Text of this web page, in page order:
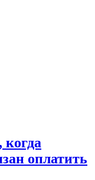
когда
оплатить